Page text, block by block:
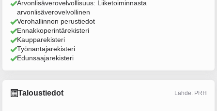
Arvonlisäverovelvollisuus: Liiketoiminnasta
arvonlisäverovelvollinen
Verohallinnon perustiedot
Ennakkoperintärekisteri
Kaupparekisteri
Työnantajarekisteri
Edunsaajarekisteri
Taloustiedot Lähde: PRH